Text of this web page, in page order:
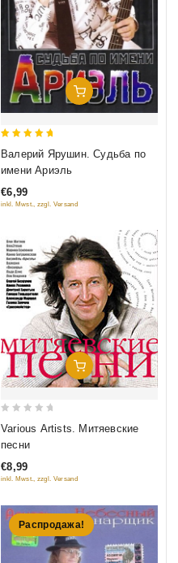
Добавить В Корзину
out of 5
Валерий Ярушин. Судьба по
имени Ариэль
€6,99
inkl. Mwst., zzgl. Versand
Добавить В Корзину
5
Various Artists. Митяевские
песни
€8,99
inkl. Mwst., zzgl. Versand
Распродажа!